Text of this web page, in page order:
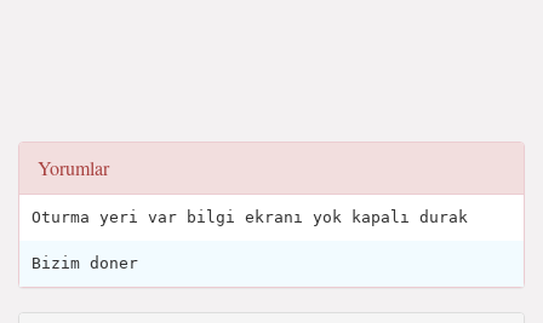
Yorumlar
Oturma yeri var bilgi ekranı yok kapalı durak
Bizim doner